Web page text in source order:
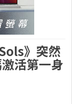
》突然
活第一身